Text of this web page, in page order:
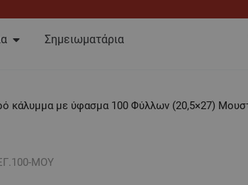
Open Τετράδια
Σημειωματάρια
κάλυμμα με ύφασμα 100 Φύλλων (20,5×27)
ΜΟΥ